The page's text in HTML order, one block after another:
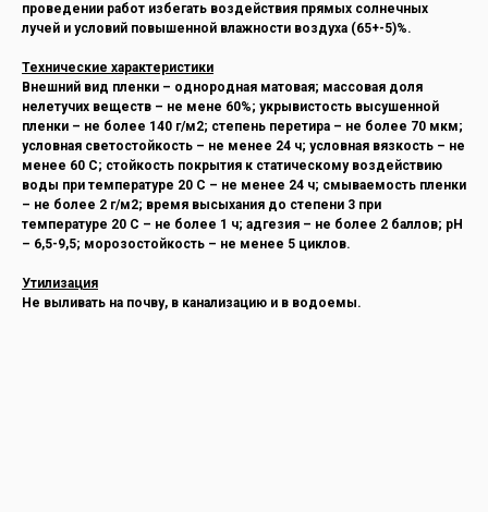
проведении работ избегать воздействия прямых солнечных
лучей и условий повышенной влажности воздуха (65+-5)%.
Технические характеристики
Внешний вид пленки – однородная матовая; массовая доля
нелетучих веществ – не мене 60%; укрывистость высушенной
пленки – не более 140 г/м2; степень перетира – не более 70 мкм;
условная светостойкость – не менее 24 ч; условная вязкость – не
менее 60 С; стойкость покрытия к статическому воздействию
воды при температуре 20 С – не менее 24 ч; смываемость пленки
– не более 2 г/м2; время высыхания до степени 3 при
температуре 20 С – не более 1 ч; адгезия – не более 2 баллов; рН
– 6,5-9,5; морозостойкость – не менее 5 циклов.
Утилизация
Не выливать на почву, в канализацию и в водоемы.